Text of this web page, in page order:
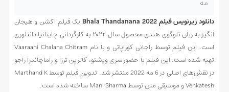
مه
دانلود زیرنویس فیلم Bhala Thandanana 2022
یک فیلم اکشن و هیجان
انگیز به زبان تلوگوی هندی محصول سال ۲۰۲۲ به کارگردانی چایتانیا دانتلوری
است. این فیلم توسط راجانی کوراپاتی و با نام Vaaraahi Chalana Chitram
تهیه شده است. این فیلم با حضور سری ویشنو، کاترین ترزا و راماچاندرا راجو
در نقش‌های اصلی در 6 مه 2022 منتشر شد. تدوین فیلم توسط Marthand K
Venkatesh و موسیقی متن توسط Mani Sharma ساخته شده است.